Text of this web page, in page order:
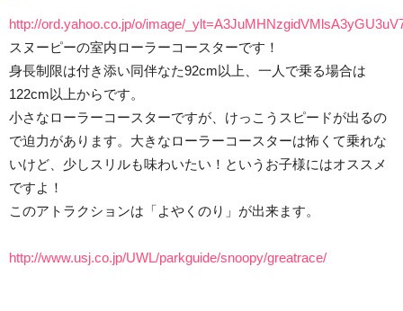
http://ord.yahoo.co.jp/o/image/
スヌーピーの室内ローラーコースターです！
身長制限は付き添い同伴なた92cm以上、一人で乗る場合は
122cm以上からです。
小さなローラーコースターですが、けっこうスピードが出るの
で迫力があります。大きなローラーコースターは怖くて乗れな
いけど、少しスリルも味わいたい！というお子様にはオススメ
ですよ！
このアトラクションは「よやくのり」が出来ます。
http://www.usj.co.jp/UWL/parkguide/snoopy/greatrace/